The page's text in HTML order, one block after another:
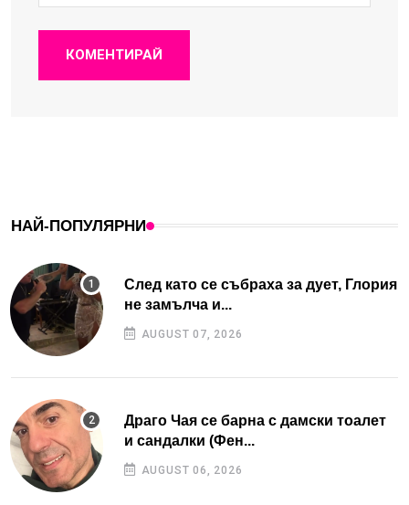
КОМЕНТИРАЙ
НАЙ-ПОПУЛЯРНИ
След като се събраха за дует, Глория
не замълча и...
AUGUST 07, 2026
Драго Чая се барна с дамски тоалет
и сандалки (Фен...
AUGUST 06, 2026